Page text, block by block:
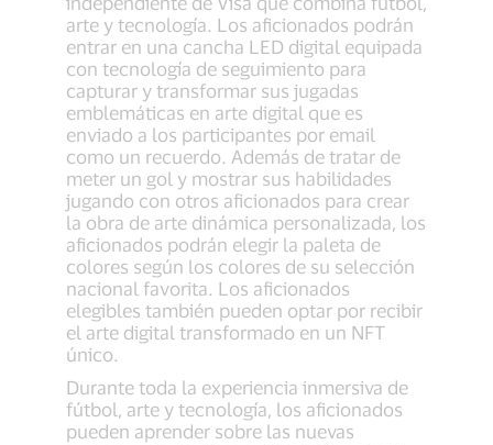
arte y tecnología. Los aficionados podrán
entrar en una cancha LED digital equipada
con tecnología de seguimiento para
capturar y transformar sus jugadas
emblemáticas en arte digital que es
enviado a los participantes por email
como un recuerdo. Además de tratar de
meter un gol y mostrar sus habilidades
jugando con otros aficionados para crear
la obra de arte dinámica personalizada, los
aficionados podrán elegir la paleta de
colores según los colores de su selección
nacional favorita. Los aficionados
elegibles también pueden optar por recibir
el arte digital transformado en un NFT
único.
Durante toda la experiencia inmersiva de
fútbol, arte y tecnología, los aficionados
pueden aprender sobre las nuevas